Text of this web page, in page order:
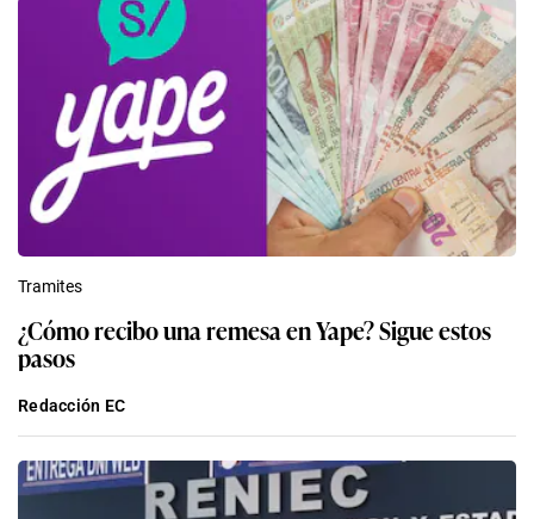
Tramites
¿Cómo recibo una remesa en Yape? Sigue estos
pasos
Redacción EC